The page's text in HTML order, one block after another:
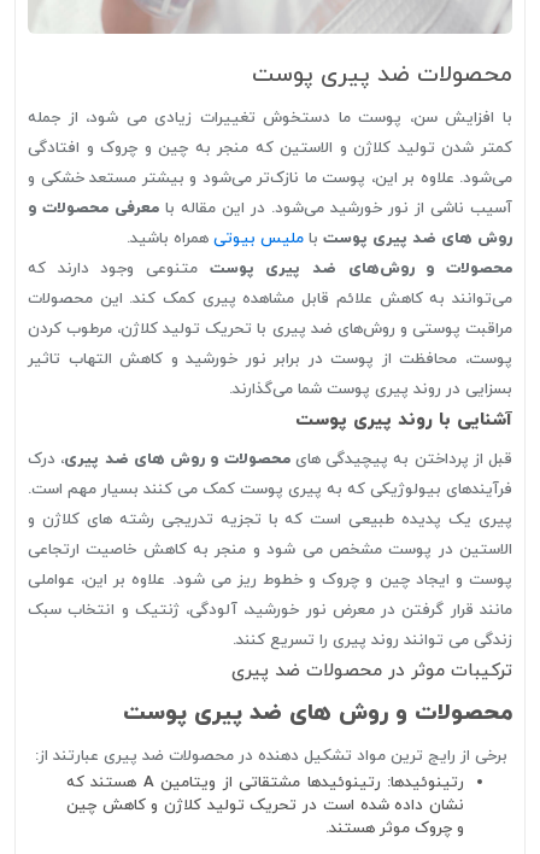
محصولات ضد پیری پوست
با افزایش سن، پوست ما دستخوش تغییرات زیادی می شود، از جمله
کمتر شدن تولید کلاژن و الاستین که منجر به چین و چروک و افتادگی
می‌شود. علاوه بر این، پوست ما نازک‌تر می‌شود و بیشتر مستعد خشکی و
آسیب ناشی از نور خورشید می‌شود. در این مقاله با معرفی محصولات و
روش های ضد پیری پوست با ملیس بیوتی همراه باشید.
محصولات و روش‌های ضد پیری پوست متنوعی وجود دارند که
می‌توانند به کاهش علائم قابل مشاهده پیری کمک کند. این محصولات
مراقبت پوستی و روش‌های ضد پیری با تحریک تولید کلاژن، مرطوب کردن
پوست، محافظت از پوست در برابر نور خورشید و کاهش التهاب تاثیر
بسزایی در روند پیری پوست شما می‌گذارند.
آشنایی با روند پیری پوست
قبل از پرداختن به پیچیدگی هایمحصولات و روش های ضد پیری، درک
فرآیندهای بیولوژیکی که به پیری پوست کمک می کنند بسیار مهم است.
پیری یک پدیده طبیعی است که با تجزیه تدریجی رشته های کلاژن و
الاستین در پوست مشخص می شود و منجر به کاهش خاصیت ارتجاعی
پوست و ایجاد چین و چروک و خطوط ریز می شود. علاوه بر این، عواملی
مانند قرار گرفتن در معرض نور خورشید، آلودگی، ژنتیک و انتخاب سبک
زندگی می توانند روند پیری را تسریع کنند.
ترکیبات موثر در محصولات ضد پیری
محصولات و روش های ضد پیری پوست
برخی از رایج ترین مواد تشکیل دهنده در محصولات ضد پیری عبارتند از:
رتینوئیدها: رتینوئیدها مشتقاتی از ویتامین A هستند که
نشان داده شده است در تحریک تولید کلاژن و کاهش چین
و چروک موثر هستند.